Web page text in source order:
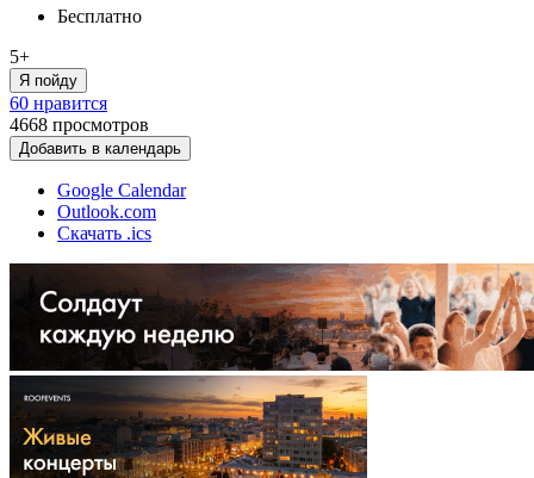
Бесплатно
5+
Я пойду
60 нравится
4668 просмотров
Добавить в календарь
Google Calendar
Outlook.com
Скачать .ics